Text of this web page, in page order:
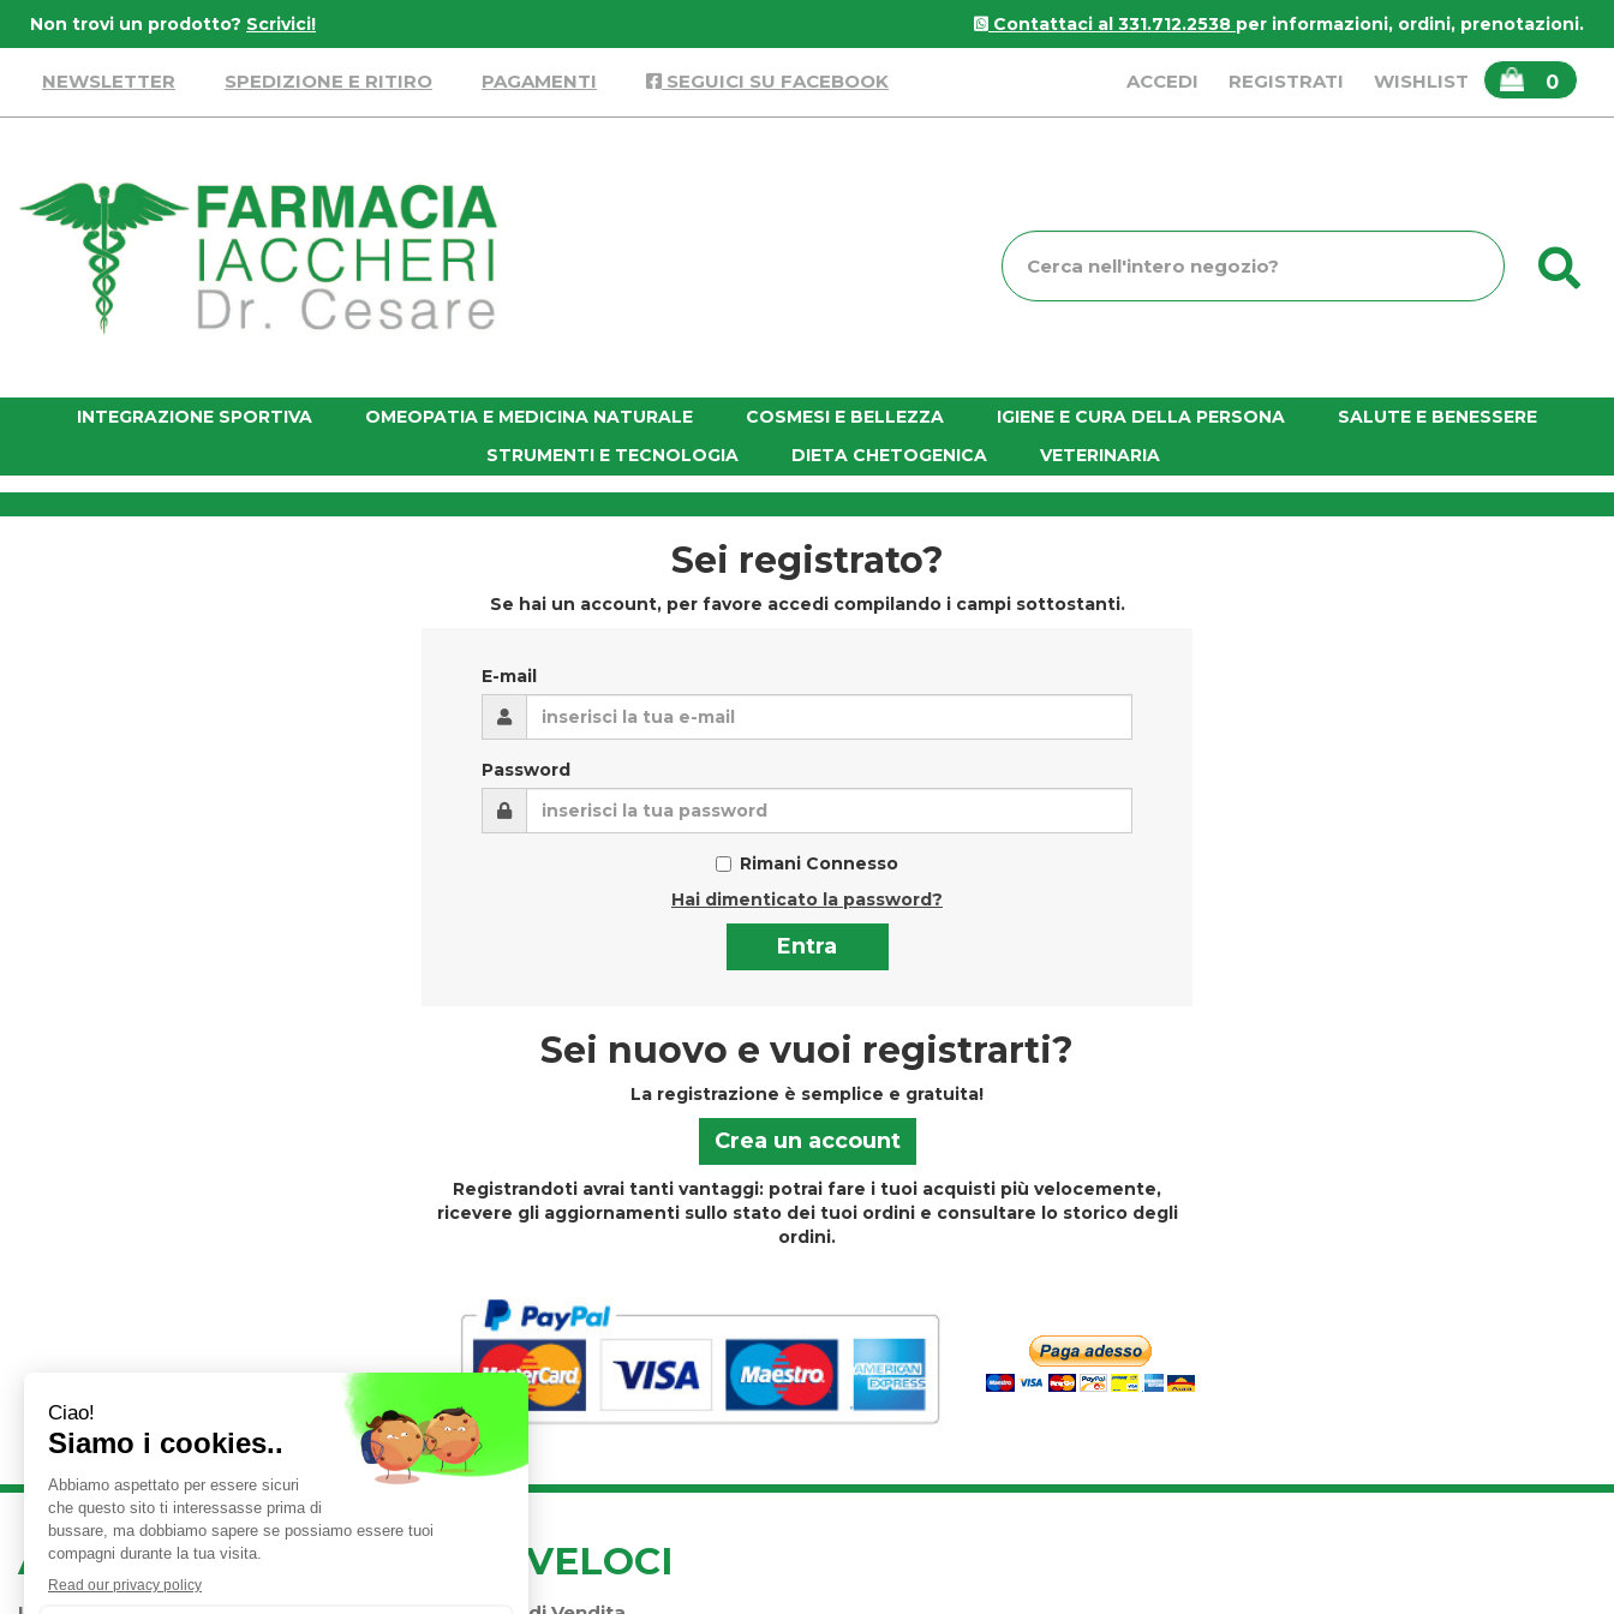
principale
Contattaci al 331.712.2538 per informazioni, ordini, prenotazioni.
Non trovi un prodotto? Scrivici!
NEWSLETTER SPEDIZIONE E RITIRO PAGAMENTI SEGUICI SU FACEBOOK ACCEDI REGISTRATI WISHLIST 0
ARTICOLI
INSERITI
Farmacia
Iaccheri
Cerca
Prodotto
INTEGRAZIONE SPORTIVA OMEOPATIA E MEDICINA NATURALE COSMESI E BELLEZZA IGIENE E CURA DELLA PERSONA
SALUTE E BENESSERE
STRUMENTI E TECNOLOGIA
DIETA CHETOGENICA VETERINARIA
Sei registrato?
Se hai un account, per favore accedi compilando i campi sottostanti.
E-mail
Password
Rimani Connesso
Hai dimenticato la password?
Sei nuovo e vuoi registrarti?
La registrazione è semplice e gratuita!
Crea un account
Registrandoti avrai tanti vantaggi: potrai fare i tuoi acquisti più velocemente,
ricevere gli aggiornamenti sullo stato dei tuoi ordini e consultare lo storico degli
ordini.
AREA UTENTE LINK VELOCI